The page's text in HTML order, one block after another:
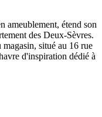
ameublement, étend son
des Deux-Sèvres.
situé au 16 rue
d'inspiration dédié à